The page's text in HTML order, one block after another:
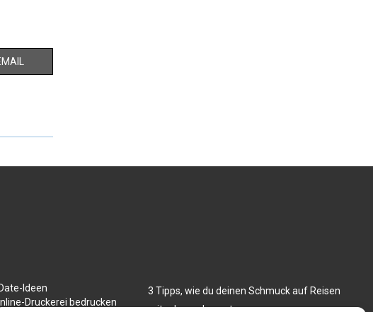
Ideen
Druckerei bedrucken
3 Tipps, wie du deinen Schmuck auf Reisen
mitnehmen kannst